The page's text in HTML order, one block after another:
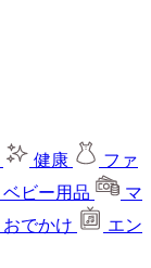
健康
ファ
ベビー用品
マ
おでかけ
エン